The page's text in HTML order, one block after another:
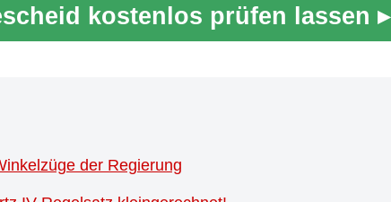
kostenlos prüfen lassen ▸
der Regierung